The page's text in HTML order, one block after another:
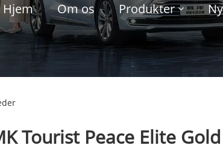
Hjem Om os Produkter
Tourist Peace Elite